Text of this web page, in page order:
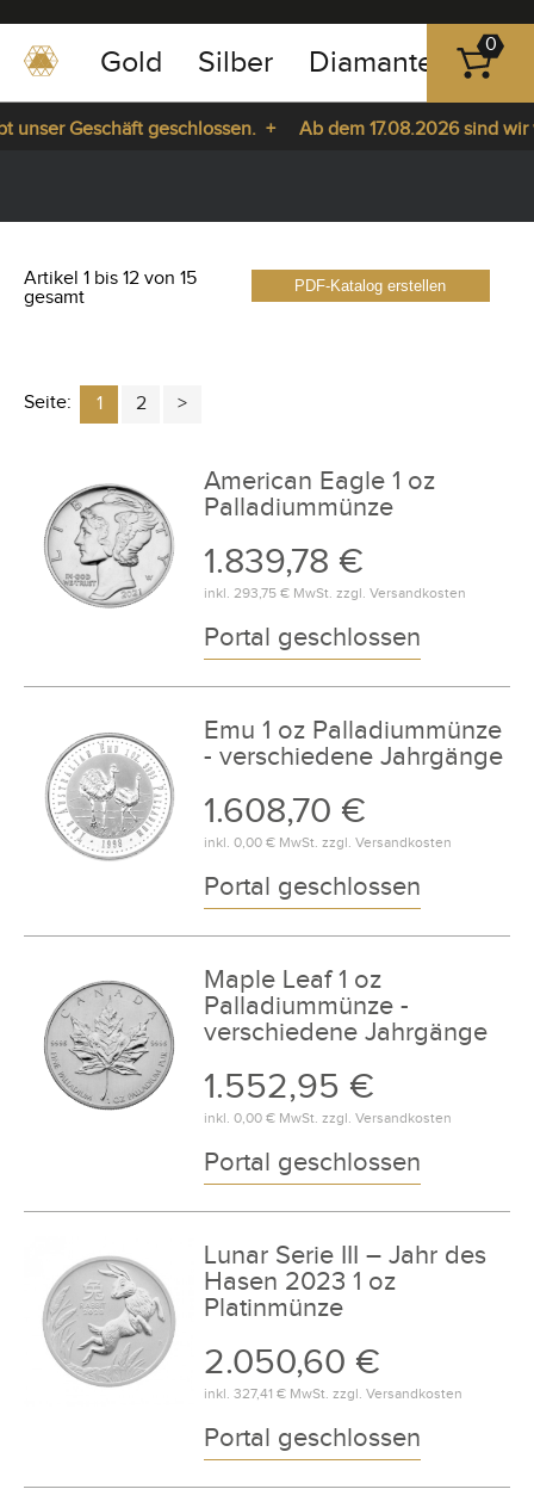
0351
-
43
Gold Silber Diamanten
0
Geschäft geschlossen. +
Ab dem 17.08.2026 sind wir
PDF-Katalog erstellen
Artikel 1 bis 12 von 15
gesamt
Seite: 1 2
American Eagle 1 oz
Palladiummünze
1.839,78 €
inkl. 293,75 €MwSt. zzgl. Versandkosten
Portal geschlossen
Emu 1 oz Palladiummünze
- verschiedene Jahrgänge
1.608,70 €
inkl. 0,00 €MwSt. zzgl. Versandkosten
Portal geschlossen
Maple Leaf 1 oz
Palladiummünze -
verschiedene Jahrgänge
1.552,95 €
inkl. 0,00 €MwSt. zzgl. Versandkosten
Portal geschlossen
Lunar Serie III – Jahr des
Hasen 2023 1 oz
Platinmünze
2.050,60 €
inkl. 327,41 €MwSt. zzgl. Versandkosten
Portal geschlossen